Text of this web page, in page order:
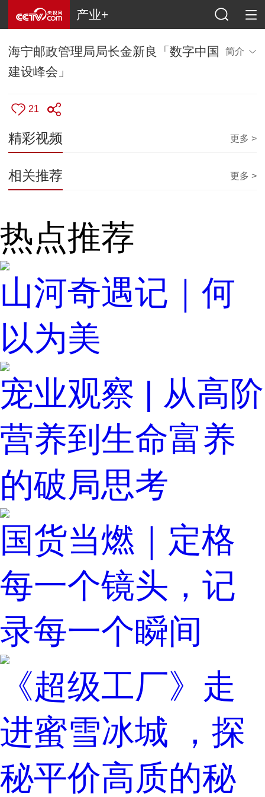
产业+
海宁邮政管理局局长金新良「数字中国
建设峰会」
简介
21
精彩视频 更多 >
相关推荐 更多 >
热点推荐
山河奇遇记｜何
以为美
宠业观察 | 从高阶
营养到生命富养
的破局思考
国货当燃｜定格
每一个镜头，记
录每一个瞬间
《超级工厂》走
进蜜雪冰城 ，探
秘平价高质的秘